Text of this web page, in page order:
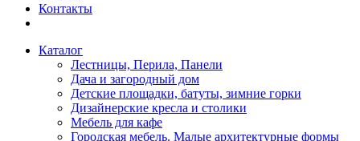
Контакты
Каталог
Лестницы, Перила, Панели
Дача и загородный дом
Детские площадки, батуты, зимние горки
Дизайнерские кресла и столики
Мебель для кафе
Городская мебель. Малые архитектурные формы